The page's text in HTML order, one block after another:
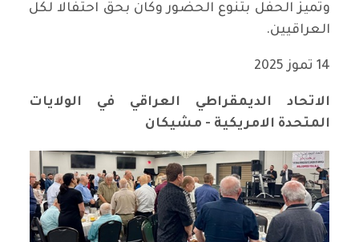
وتميز الحفل بتنوع الحضور وكان بحق احتفالا لكل
العراقيين.
14 تموز 2025
الاتحاد الديمقراطي العراقي في الولايات
المتحدة الامريكية - مشيكان